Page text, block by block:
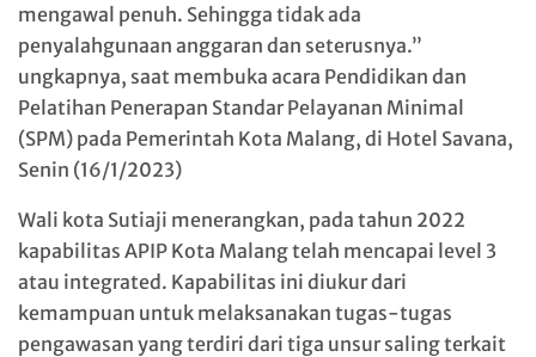
mengawal penuh. Sehingga tidak ada
penyalahgunaan anggaran dan seterusnya.”
ungkapnya, saat membuka acara Pendidikan dan
Pelatihan Penerapan Standar Pelayanan Minimal
(SPM) pada Pemerintah Kota Malang, di Hotel Savana,
Senin (16/1/2023)
Wali kota Sutiaji menerangkan, pada tahun 2022
kapabilitas APIP Kota Malang telah mencapai level 3
atau integrated. Kapabilitas ini diukur dari
kemampuan untuk melaksanakan tugas-tugas
pengawasan yang terdiri dari tiga unsur saling terkait